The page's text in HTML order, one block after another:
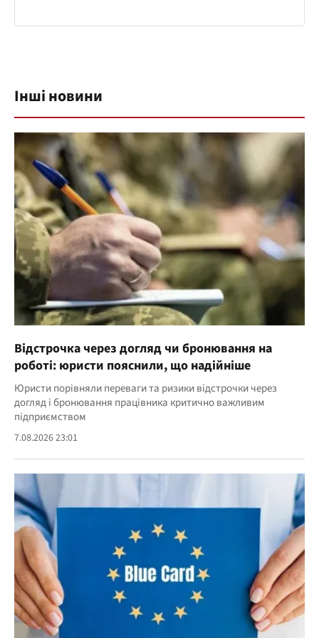
Інші новини
Відстрочка через догляд чи бронювання на
роботі: юристи пояснили, що надійніше
Юристи порівняли переваги та ризики відстрочки через
догляд і бронювання працівника критично важливим
підприємством
7.08.2026 23:01